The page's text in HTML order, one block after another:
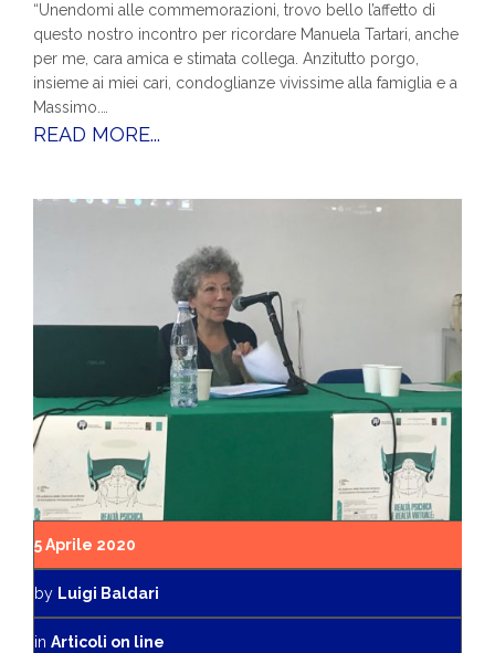
“Unendomi alle commemorazioni, trovo bello l’affetto di
questo nostro incontro per ricordare Manuela Tartari, anche
per me, cara amica e stimata collega. Anzitutto porgo,
insieme ai miei cari, condoglianze vivissime alla famiglia e a
Massimo.…
READ MORE...
5 Aprile 2020
by Luigi Baldari
in Articoli on line